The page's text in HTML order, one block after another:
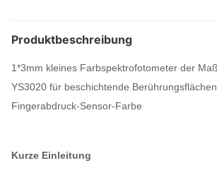
Produktbeschreibung
1*3mm kleines Farbspektrofotometer der
YS3020 für beschichtende
Fingerabdruck-Sensor-Farbe
Kurze Einleitung